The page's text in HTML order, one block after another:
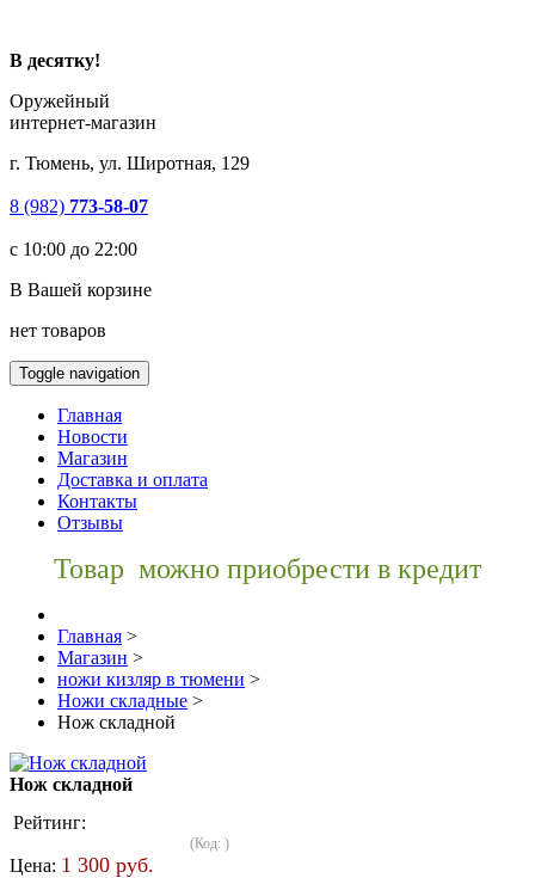
В десятку!
Оружейный
интернет-магазин
г. Тюмень, ул. Широтная, 129
8 (982) 773-58-07
с 10:00 до 22:00
В Вашей корзине
нет товаров
Toggle navigation
Главная
Новости
Магазин
Доставка и оплата
Контакты
Отзывы
Товар можно приобрести в кредит
Главная >
Магазин >
ножи кизляр в тюмени >
Ножи складные >
Нож складной
Нож складной
Рейтинг:
(Код: )
Цена: 1 300 руб.